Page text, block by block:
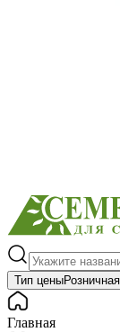
Тип ценыРозничная
Главная